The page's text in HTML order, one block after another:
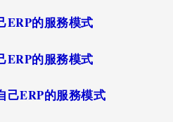
ERP的服務模式
ERP的服務模式
己ERP的服務模式